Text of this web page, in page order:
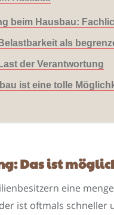
beim Hausbau:
als
der Verantwortung
ist eine tolle
Das ist
eine
ist oftmals schneller